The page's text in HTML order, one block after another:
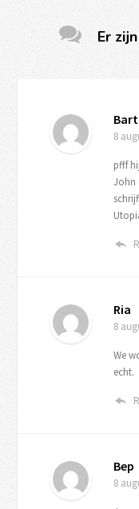
Er
Bart
8
pfff
John
Ria
8
We
echt.
Bep
8